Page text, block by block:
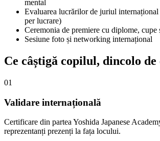
mental
Evaluarea lucrărilor de juriul
per lucrare)
Ceremonia de premiere cu diplome, cupe
Sesiune foto și networking internațional
Ce câștigă copilul, dincolo de
01
Validare internațională
Certificare din partea Yoshida Japanese
reprezentanți prezenți la fața locului.